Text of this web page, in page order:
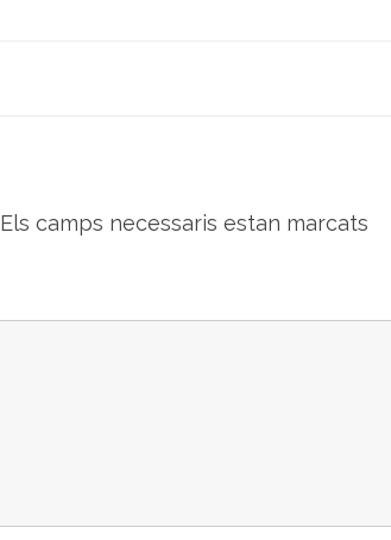
Els camps necessaris estan marcats